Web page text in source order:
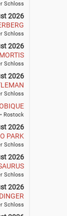
Schloss
2026
Schloss
2026
Schloss
2026
Schloss
Rostock
2026
PARK
Schloss
2026
Schloss
2026
Schloss